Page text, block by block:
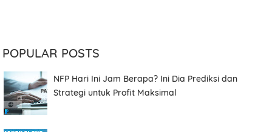
POPULAR POSTS
NFP Hari Ini Jam Berapa? Ini Dia Prediksi dan
Strategi untuk Profit Maksimal